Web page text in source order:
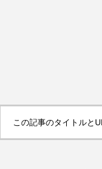
この記事のタイトルと